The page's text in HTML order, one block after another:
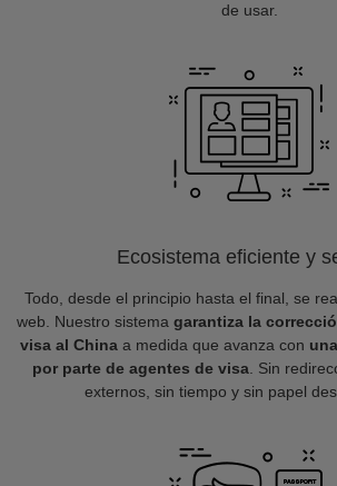
de usar.
Ecosistema eficiente y
Todo, desde el principio hasta el final, se
web. Nuestro sistema garantiza la
visa al China a medida que avanza con
por parte de agentes de visa . Sin
externos, sin tiempo y sin papel